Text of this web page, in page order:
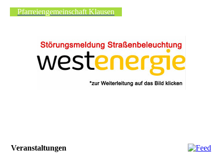
Pfarreiengemeinschaft Klausen
Veranstaltungen